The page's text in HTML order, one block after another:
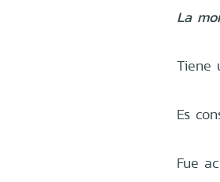
La
Tiene
Es
Fue